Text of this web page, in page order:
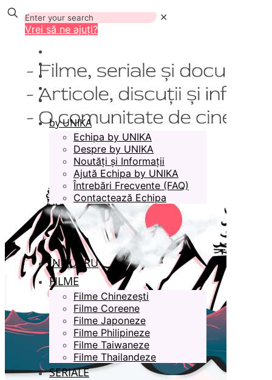
✕
Vrei să ne ajuți?
by UNIKA
Echipa by UNIKA
Despre by UNIKA
Noutăți și Informații
Ajută Echipa by UNIKA
Întrebări Frecvente (FAQ)
Contactează Echipa
ÎN LUCRU
FILME
Filme Chinezești
Filme Coreene
Filme Japoneze
Filme Philipineze
Filme Taiwaneze
Filme Thailandeze
SERIALE